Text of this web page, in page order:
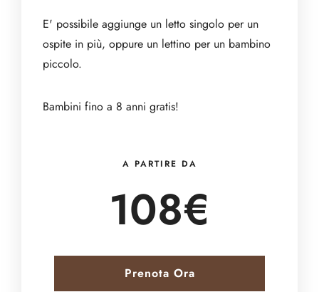
E' possibile aggiunge un letto singolo per un
ospite in più, oppure un lettino per un bambino
piccolo.
Bambini fino a 8 anni gratis!
A PARTIRE DA
108€
Prenota Ora